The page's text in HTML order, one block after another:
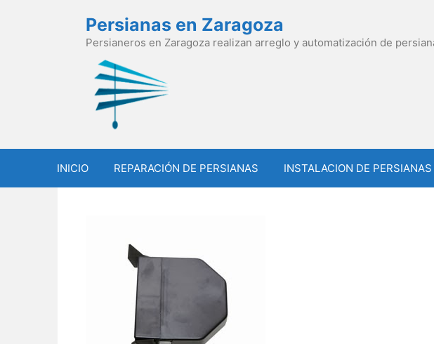
Persianas en Zaragoza
Persianeros en Zaragoza realizan arreglo y automatización de
INICIO REPARACIÓN DE PERSIANAS INSTALACION DE PERSIANAS